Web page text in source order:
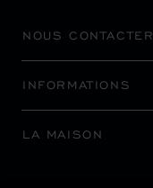
NOUS CONTACTER
INFORMATIONS
LA MAISON